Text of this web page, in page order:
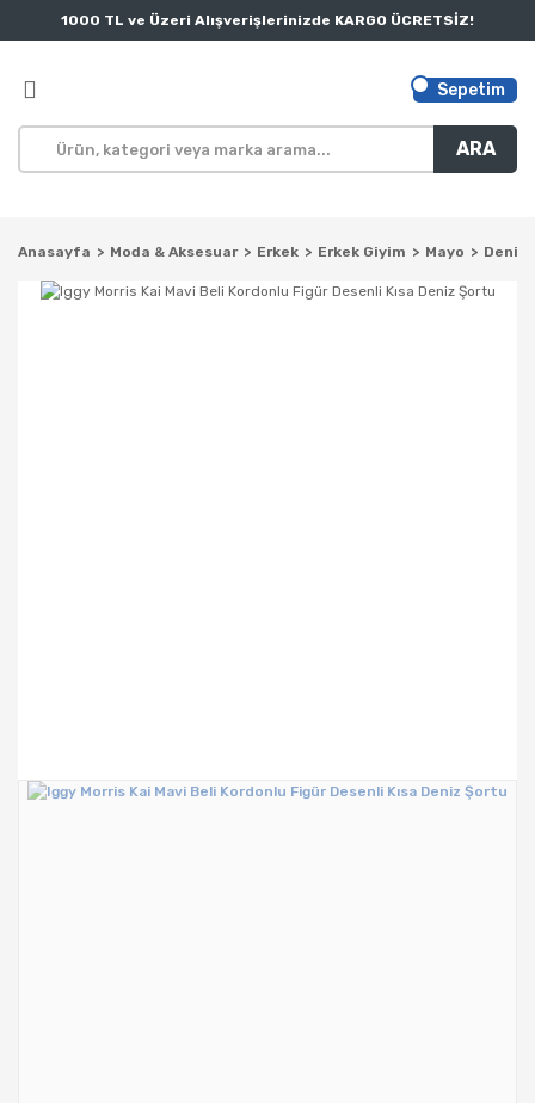
1000 TL ve Üzeri Alışverişlerinizde KARGO ÜCRETSİZ!
ARA
Sepetim
Anasayfa Moda & Aksesuar Erkek Erkek Giyim Mayo Deniz